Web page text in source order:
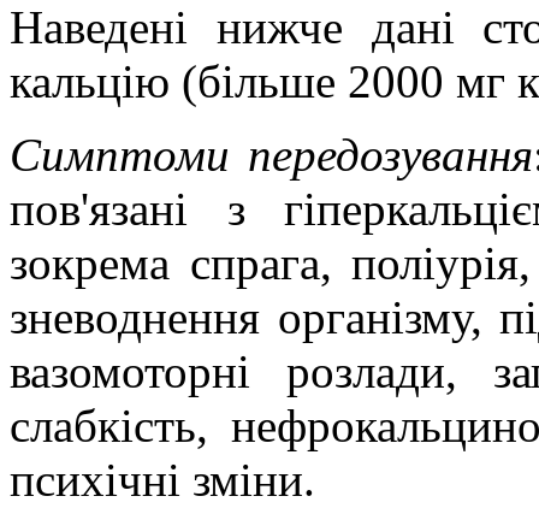
Наведені нижче дані
кальцію (більше 2000 мг
Симптоми передозування
пов'язані з
зокрема спрага,
зневоднення організму,
вазомоторні розлади,
слабкість,
психічні зміни.